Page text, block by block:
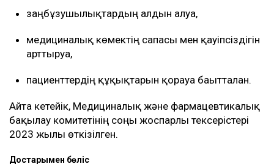
заңбұзушылықтардың алдын алуға,
медициналық көмектің сапасы мен қауіпсіздігін
арттыруға,
пациенттердің құқықтарын қорғауға бағытталған.
Айта кетейік, Медициналық және фармацевтикалық
бақылау комитетінің соңғы жоспарлы тексерістері
2023 жылы өткізілген.
Достарыңмен бөліс